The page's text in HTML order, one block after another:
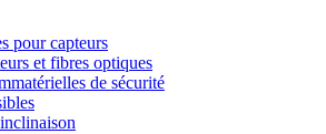
pour capteurs
et fibres optiques
de sécurité